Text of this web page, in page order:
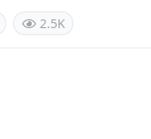
2.5K